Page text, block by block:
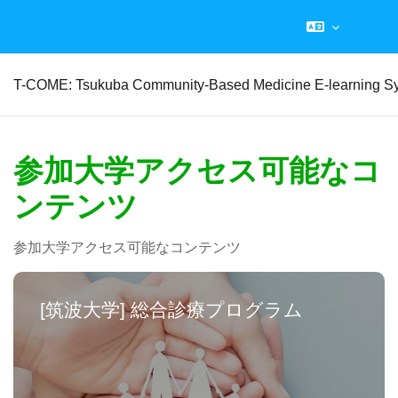
T-COME: Tsukuba Community-Based Medicine E-learning
参加大学アクセス可能なコ
ンテンツ
参加大学アクセス可能なコンテンツ
[筑波大学] 総合診療プログラム